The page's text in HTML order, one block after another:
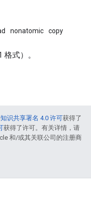
nonatomic copy
式）。
知识共享署名 4.0 许可获得了
获得了许可。有关详情，请
和/或其关联公司的注册商